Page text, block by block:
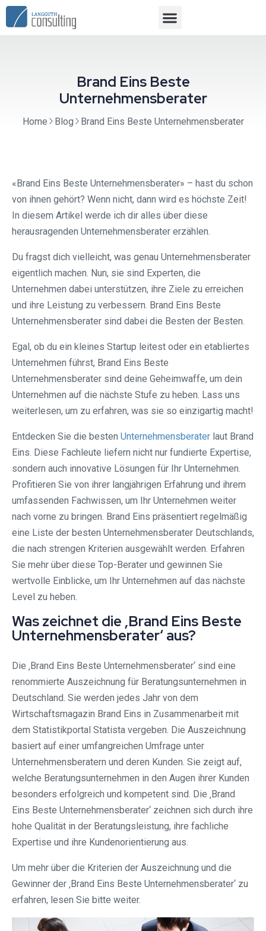
Brand Eins Beste
Unternehmensberater
Home Blog Brand Eins Beste Unternehmensberater
«Brand Eins Beste Unternehmensberater» – hast du schon
von ihnen gehört? Wenn nicht, dann wird es höchste Zeit!
In diesem Artikel werde ich dir alles über diese
herausragenden Unternehmensberater erzählen.
Du fragst dich vielleicht, was genau Unternehmensberater
eigentlich machen. Nun, sie sind Experten, die
Unternehmen dabei unterstützen, ihre Ziele zu erreichen
und ihre Leistung zu verbessern. Brand Eins Beste
Unternehmensberater sind dabei die Besten der Besten.
Egal, ob du ein kleines Startup leitest oder ein etabliertes
Unternehmen führst, Brand Eins Beste
Unternehmensberater sind deine Geheimwaffe, um dein
Unternehmen auf die nächste Stufe zu heben. Lass uns
weiterlesen, um zu erfahren, was sie so einzigartig macht!
Entdecken Sie die besten Unternehmensberater laut Brand
Eins. Diese Fachleute liefern nicht nur fundierte Expertise,
sondern auch innovative Lösungen für Ihr Unternehmen.
Profitieren Sie von ihrer langjährigen Erfahrung und ihrem
umfassenden Fachwissen, um Ihr Unternehmen weiter
nach vorne zu bringen. Brand Eins präsentiert regelmäßig
eine Liste der besten Unternehmensberater Deutschlands,
die nach strengen Kriterien ausgewählt werden. Erfahren
Sie mehr über diese Top-Berater und gewinnen Sie
wertvolle Einblicke, um Ihr Unternehmen auf das nächste
Level zu heben.
Was zeichnet die ‚Brand Eins Beste
Unternehmensberater‘ aus?
Die ‚Brand Eins Beste Unternehmensberater‘ sind eine
renommierte Auszeichnung für Beratungsunternehmen in
Deutschland. Sie werden jedes Jahr von dem
Wirtschaftsmagazin Brand Eins in Zusammenarbeit mit
dem Statistikportal Statista vergeben. Die Auszeichnung
basiert auf einer umfangreichen Umfrage unter
Unternehmensberatern und deren Kunden. Sie zeigt auf,
welche Beratungsunternehmen in den Augen ihrer Kunden
besonders erfolgreich und kompetent sind. Die ‚Brand
Eins Beste Unternehmensberater‘ zeichnen sich durch ihre
hohe Qualität in der Beratungsleistung, ihre fachliche
Expertise und ihre Kundenorientierung aus.
Um mehr über die Kriterien der Auszeichnung und die
Gewinner der ‚Brand Eins Beste Unternehmensberater‘ zu
erfahren, lesen Sie bitte weiter.